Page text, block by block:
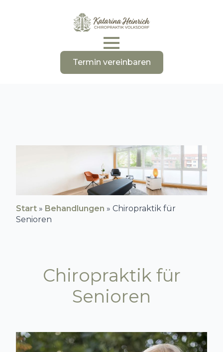
Termin vereinbaren
Start » Behandlungen » Chiropraktik für
Senioren
Chiropraktik für
Senioren